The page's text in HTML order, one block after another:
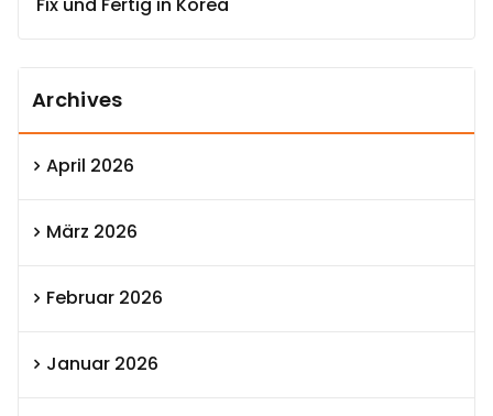
Fix und Fertig in Korea
Archives
April 2026
März 2026
Februar 2026
Januar 2026